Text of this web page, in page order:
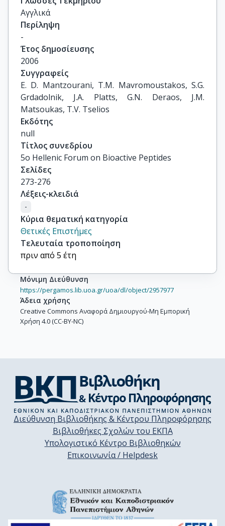
Αγγλικά
Περίληψη
-
Έτος δημοσίευσης
2006
Συγγραφείς
E. D. Mantzourani, T.M. Mavromoustakos, S.G.
Grdadolnik, J.A. Platts, G.N. Deraos, J.M.
Matsoukas, T.V. Tselios
Εκδότης
null
Τίτλος συνεδρίου
5o Hellenic Forum on Bioactive Peptides
Σελίδες
273-276
Λέξεις-κλειδιά
-
Κύρια θεματική κατηγορία
Θετικές Επιστήμες
Τελευταία τροποποίηση
πριν από 5 έτη
Μόνιμη Διεύθυνση
https://pergamos.lib.uoa.gr/uoa/dl/object/2957977
Άδεια χρήσης
Creative Commons Αναφορά Δημιουργού-Μη Εμπορική
Χρήση 4.0 (CC-BY-NC)
Διεύθυνση Βιβλιοθήκης & Κέντρου Πληροφόρησης
Βιβλιοθήκες Σχολών του ΕΚΠΑ
Υπολογιστικό Κέντρο Βιβλιοθηκών
Επικοινωνία / Helpdesk